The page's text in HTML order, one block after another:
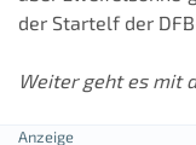
der Startelf der
Weiter geht es mit